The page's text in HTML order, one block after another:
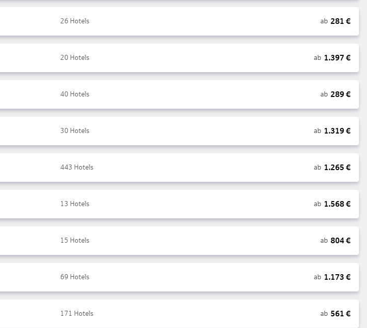
26 Hotels ab 281 €
20 Hotels ab 1.397 €
40 Hotels ab 289€
30 Hotels ab 1.319€
443 Hotels ab 1.265 €
13 Hotels ab 1.568€
15 Hotels ab 804€
69 Hotels ab 1.173 €
171 Hotels ab 561 €